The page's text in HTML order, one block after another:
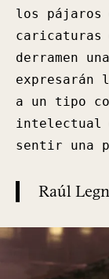
los
caricaturas
derramen
expresarán
a un tipo
intelectual
sentir una
Raúl